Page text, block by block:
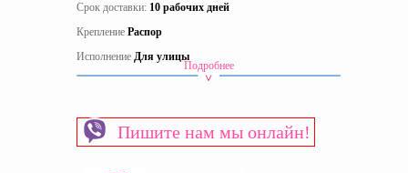
Срок доставки: 10 рабочих дней
Крепление Распор
Исполнение Для улицы
Подробнее
Пишите нам мы онлайн!